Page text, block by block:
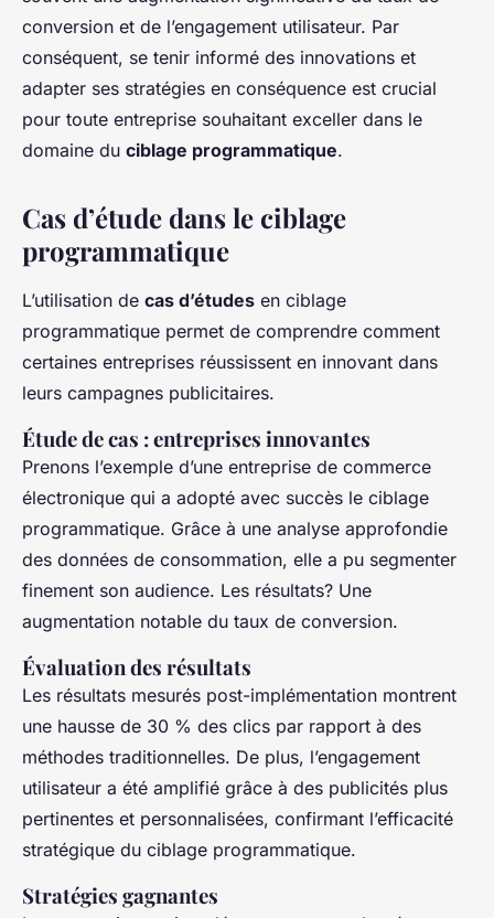
conversion et de l’engagement utilisateur. Par
conséquent, se tenir informé des innovations et
adapter ses stratégies en conséquence est crucial
pour toute entreprise souhaitant exceller dans le
domaine du ciblage programmatique.
Cas d’étude dans le ciblage
programmatique
L’utilisation de cas d’études en ciblage
programmatique permet de comprendre comment
certaines entreprises réussissent en innovant dans
leurs campagnes publicitaires.
Étude de cas : entreprises innovantes
Prenons l’exemple d’une entreprise de commerce
électronique qui a adopté avec succès le ciblage
programmatique. Grâce à une analyse approfondie
des données de consommation, elle a pu segmenter
finement son audience. Les résultats? Une
augmentation notable du taux de conversion.
Évaluation des résultats
Les résultats mesurés post-implémentation montrent
une hausse de 30 % des clics par rapport à des
méthodes traditionnelles. De plus, l’engagement
utilisateur a été amplifié grâce à des publicités plus
pertinentes et personnalisées, confirmant l’efficacité
stratégique du ciblage programmatique.
Stratégies gagnantes